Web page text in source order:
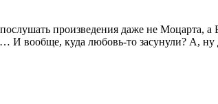
произведения даже не Моцарта, а
И вообще, куда любовь-то засунули? А, ну